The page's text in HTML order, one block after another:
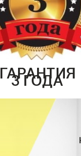
ГАРАНТИЯ
3 ГОДА